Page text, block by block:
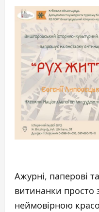
Ажурні, паперові
витинанки просто
неймовірною